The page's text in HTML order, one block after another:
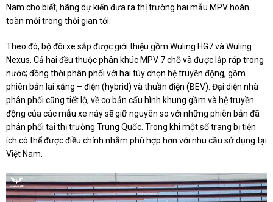
Nam cho biết, hãng dự kiến đưa ra thị trường hai mẫu MPV hoàn
toàn mới trong thời gian tới.
Theo đó, bộ đôi xe sắp được giới thiệu gồm Wuling HG7 và Wuling
Nexus. Cả hai đều thuộc phân khúc MPV 7 chỗ và được lắp ráp trong
nước; đồng thời phân phối với hai tùy chọn hệ truyền động, gồm
phiên bản lai xăng – điện (hybrid) và thuần điện (BEV). Đại diện nhà
phân phối cũng tiết lộ, về cơ bản cấu hình khung gầm và hệ truyền
động của các mẫu xe này sẽ giữ nguyên so với những phiên bản đã
phân phối tại thị trường Trung Quốc. Trong khi một số trang bị tiện
ích có thể được điều chỉnh nhằm phù hợp hơn với nhu cầu sử dụng tại
Việt Nam.